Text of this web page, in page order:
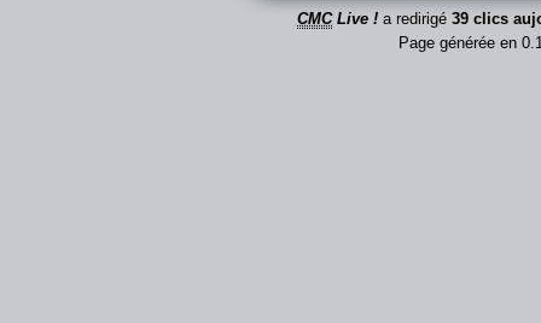
CMCLive ! a redirigé 39 clics
Page générée en